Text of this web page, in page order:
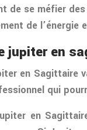
de se méfier
de l’énergie
jupiter en
en Sagittaire
qui
en